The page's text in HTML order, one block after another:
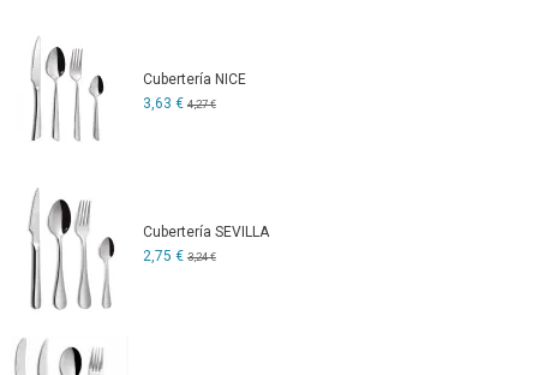
Cubertería NICE
3,63 € 4,27 €
Cubertería SEVILLA
2,75 € 3,24 €